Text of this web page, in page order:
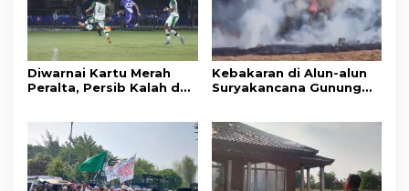
Diwarnai Kartu Merah
Peralta, Persib Kalah dari
Kebakaran di Alun-alun
Suryakancana Gunung
Masih Bersiaga